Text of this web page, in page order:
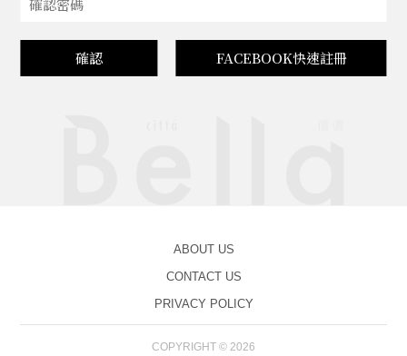
確認 FACEBOOK快速註冊
ABOUT US
CONTACT US
PRIVACY POLICY
COPYRIGHT © 2026